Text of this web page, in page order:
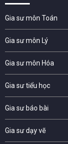
Gia sư môn Toán
Gia sư môn Lý
Gia sư môn Hóa
Gia sư tiểu học
Gia sư báo bài
Gia sư dạy vẽ